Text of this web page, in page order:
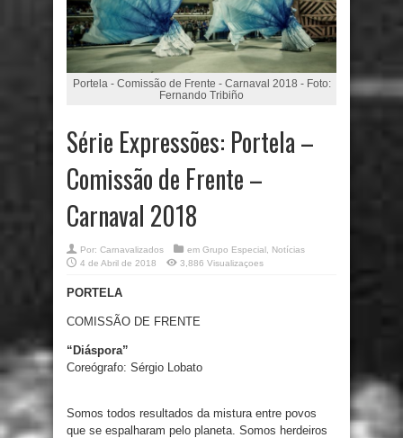
Portela - Comissão de Frente - Carnaval 2018 - Foto:
Fernando Tribiño
Série Expressões: Portela –
Comissão de Frente –
Carnaval 2018
Por: Carnavalizados em Grupo Especial
Notícias
4 de Abril de 2018
3,886 Visualizaçoes
PORTELA
COMISSÃO DE FRENTE
“Diáspora”
Coreógrafo: Sérgio Lobato
Somos todos resultados da mistura entre povos
que se espalharam pelo planeta. Somos herdeiros